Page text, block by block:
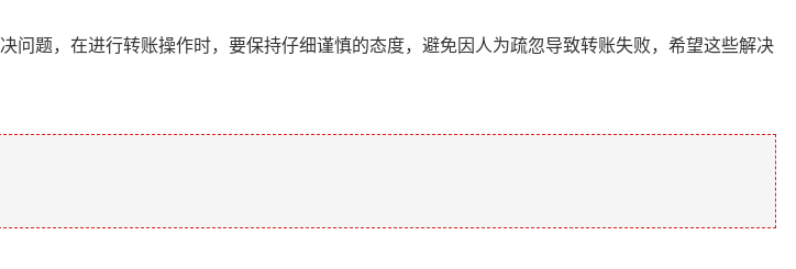
问题，在进行转账操作时，要保持仔细谨慎的态度，避免因人为疏忽导致转账失败，希望这些解决